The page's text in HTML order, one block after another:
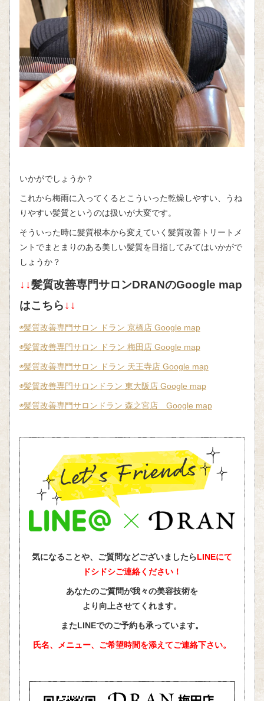
いかがでしょうか？
これから梅雨に入ってくるとこういった乾燥しやすい、うね
りやすい髪質というのは扱いが大変です。
そういった時に髪質根本から変えていく髪質改善トリートメ
ントでまとまりのある美しい髪質を目指してみてはいかがで
しょうか？
↓↓髪質改善専門サロンDRANのGoogle map
はこちら↓↓
◉髪質改善専門サロン ドラン 京橋店 Google map
◉髪質改善専門サロン ドラン 梅田店 Google map
◉髪質改善専門サロン ドラン 天王寺店 Google map
◉髪質改善専門サロンドラン 東大阪店 Google map
◉髪質改善専門サロンドラン 森之宮店 Google map
気になることや、ご質問などございましたら LINEにて
ドシドシご連絡ください！
あなたのご質問が我々の美容技術を
より向上させてくれます。
またLINEでのご予約も承っています。
氏名、メニュー、ご希望時間を添えてご連絡下さい。